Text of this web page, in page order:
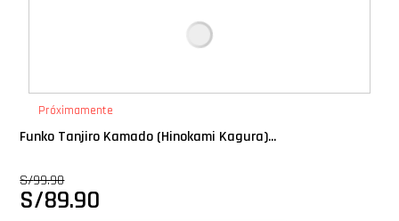
Próximamente
Funko Tanjiro Kamado (Hinokami Kagura)...
S/99.90
S/89.90